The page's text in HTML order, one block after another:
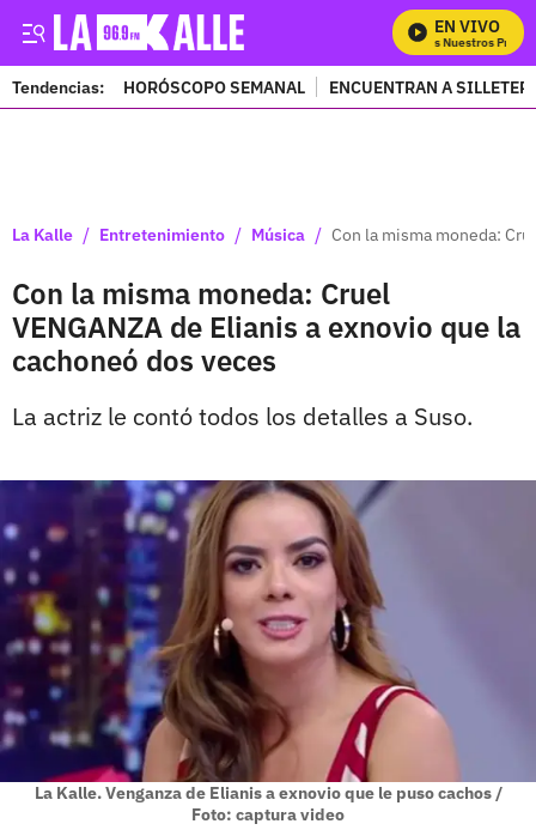
EN VIVO
Mira Todos Nuestros
Tendencias: HORÓSCOPO SEMANAL ENCUENTRAN A
La Kalle / Entretenimiento / Música / Con la misma moneda:
Con la misma moneda: Cruel
VENGANZA de Elianis a exnovio que la
cachoneó dos veces
La actriz le contó todos los detalles a Suso.
La Kalle. Venganza de Elianis a exnovio que le puso cachos /
Foto: captura video